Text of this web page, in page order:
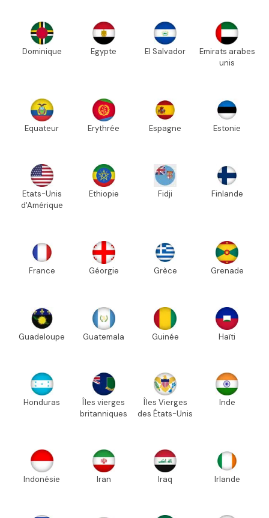
Dominique Egypte El Salvador
Emirats arabes
unis
Equateur Erythrée Espagne Estonie
Etats-Unis
d'Amérique
Ethiopie Fidji Finlande
France Géorgie Grèce Grenade
Guadeloupe Guatemala Guinée Haïti
Honduras
Îles vierges
britanniques
Îles Vierges
des États-Unis
Inde
Indonésie Iran Iraq Irlande